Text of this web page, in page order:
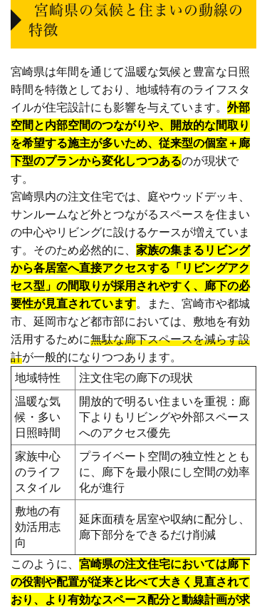
宮崎県の気候と住まいの動線の
特徴
宮崎県は年間を通じて温暖な気候と豊富な日照
時間を特徴としており、地域特有のライフスタ
イルが住宅設計にも影響を与えています。 外部
空間と内部空間のつながりや、開放的な間取り
を希望する施主が多いため、従来型の個室＋廊
下型のプランから変化しつつあるのが現状で
す。
宮崎県内の注文住宅では、庭やウッドデッキ、
サンルームなど外とつながるスペースを住まい
の中心やリビングに設けるケースが増えていま
す。そのため必然的に、 家族の集まるリビング
から各居室へ直接アクセスする「リビングアク
セス型」の間取りが採用されやすく、廊下の必
要性が見直されています。また、宮崎市や都城
市、延岡市など都市部においては、敷地を有効
活用するために無駄な廊下スペースを減らす設
計が一般的になりつつあります。
地域特性
注文住宅の廊下の現状
温暖な気
候・多い
日照時間
開放的で明るい住まいを重視：廊
下よりもリビングや外部スペース
へのアクセス優先
家族中心
のライフ
スタイル
プライベート空間の独立性ととも
に、廊下を最小限にし空間の効率
化が進行
敷地の有
効活用志
向
延床面積を居室や収納に配分し、
廊下部分をできるだけ削減
このように、 宮崎県の注文住宅においては廊下
の役割や配置が従来と比べて大きく見直されて
おり、より有効なスペース配分と動線計画が求